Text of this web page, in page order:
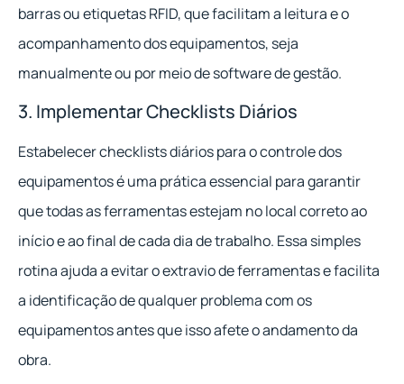
barras ou etiquetas RFID, que facilitam a leitura e o
acompanhamento dos equipamentos, seja
manualmente ou por meio de software de gestão.
3. Implementar Checklists Diários
Estabelecer checklists diários para o controle dos
equipamentos é uma prática essencial para garantir
que todas as ferramentas estejam no local correto ao
início e ao final de cada dia de trabalho. Essa simples
rotina ajuda a evitar o extravio de ferramentas e facilita
a identificação de qualquer problema com os
equipamentos antes que isso afete o andamento da
obra.